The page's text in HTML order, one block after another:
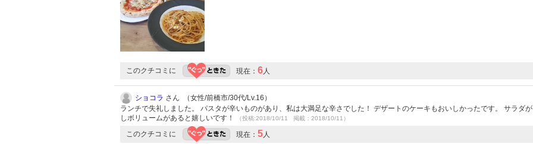
このクチコミに 現在： 6人
ショコラ さん （女性/前橋市/30代/Lv.16）
ランチで失礼しました。 パスタが辛いものがあり、私は大満足な辛さでした！ デザートのケーキもおいしかったです。 サラダ
しボリュームがあると嬉しいです！
（投稿:2018/10/11 掲載：2018/10/11）
このクチコミに 現在： 5人